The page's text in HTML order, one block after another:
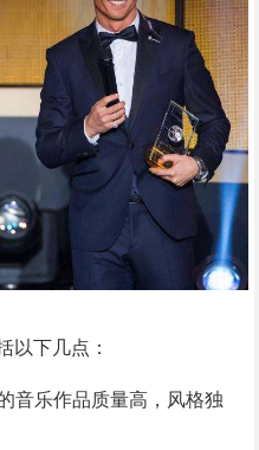
以下几点：
音乐作品质量高，风格独